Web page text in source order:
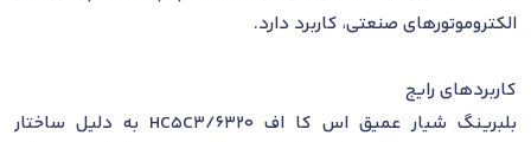
الکتروموتورهای صنعتی، کاربرد دارد.
کاربردهای رایج
بلبرینگ شیار عمیق اس کا اف 6320/HC5C3 به دلیل ساختار